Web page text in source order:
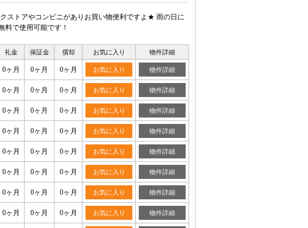
ストアやコンビニがありお買い物便利ですよ★ 雨の日に
料で使用可能です！
礼金 保証金 償却 お気に入り 物件詳細
0ヶ月 0ヶ月 0ヶ月 お気に入り 物件詳細
0ヶ月 0ヶ月 0ヶ月 お気に入り 物件詳細
0ヶ月 0ヶ月 0ヶ月 お気に入り 物件詳細
0ヶ月 0ヶ月 0ヶ月 お気に入り 物件詳細
0ヶ月 0ヶ月 0ヶ月 お気に入り 物件詳細
0ヶ月 0ヶ月 0ヶ月 お気に入り 物件詳細
0ヶ月 0ヶ月 0ヶ月 お気に入り 物件詳細
0ヶ月 0ヶ月 0ヶ月 お気に入り 物件詳細